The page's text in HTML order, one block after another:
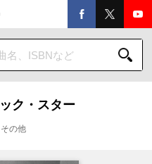
ク・スター
の他